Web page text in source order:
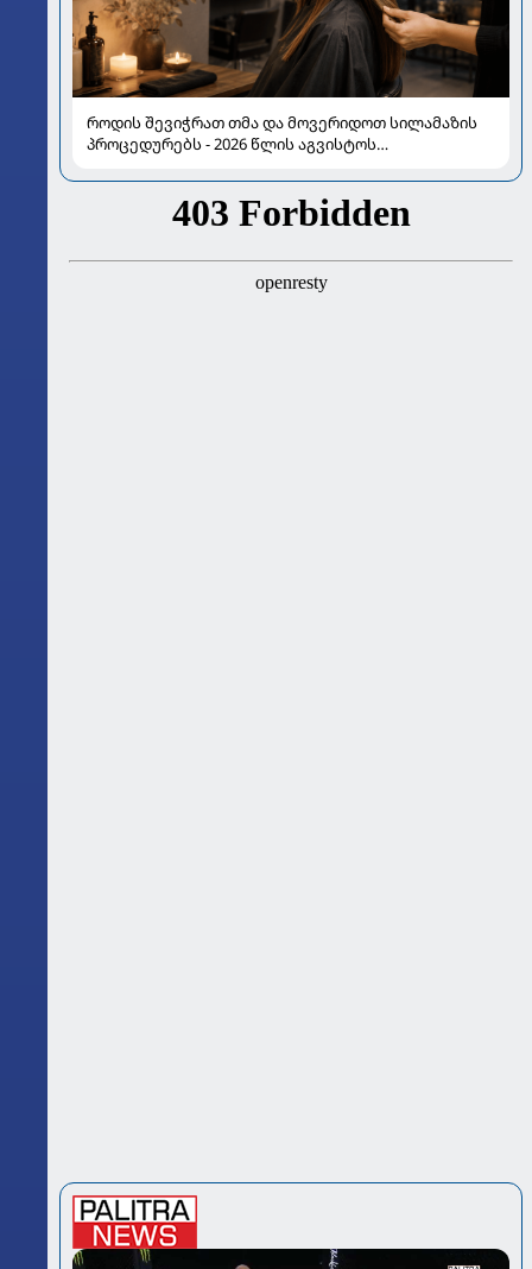
როდის შევიჭრათ თმა და მოვერიდოთ სილამაზის
პროცედურებს - 2026 წლის აგვისტოს